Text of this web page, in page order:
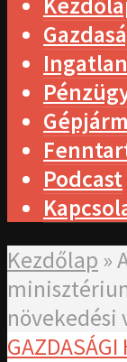
Ingatlan
Podcast
Kezdőlap »
növekedési
GAZDASÁGI